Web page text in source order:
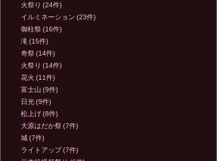
火祭り (24件)
イルミネーション (23件)
御柱祭 (16件)
滝 (15件)
奇祭 (14件)
火祭り (14件)
花火 (11件)
富士山 (9件)
日光 (9件)
松上げ (8件)
大原はだか祭 (7件)
城 (7件)
ライトアップ (7件)